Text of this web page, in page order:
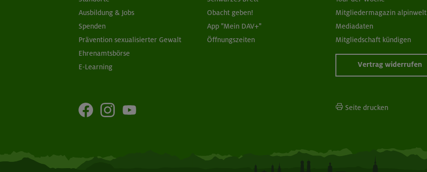
Ausbildung & Jobs
Spenden
Prävention sexualisierter Gewalt
Ehrenamtsbörse
E-Learning
Obacht geben!
App "Mein DAV+"
Öffnungszeiten
Mitgliedermagazin alpinwelt
Mediadaten
Mitgliedschaft kündigen
Vertrag widerrufen
Seite drucken